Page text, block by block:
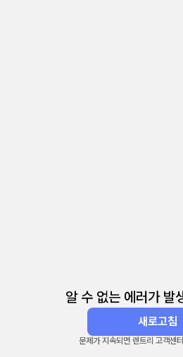
알 수 없는 에러가 발
새로고침
문제가 지속되면 렌트리 고객센